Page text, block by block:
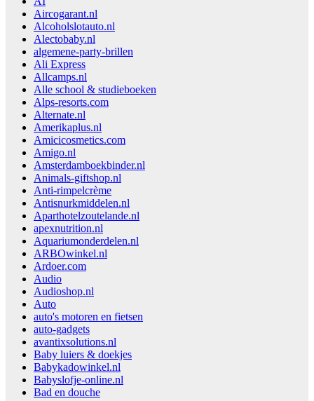
Aircogarant.nl
Alcoholslotauto.nl
Alectobaby.nl
algemene-party-brillen
Ali Express
Allcamps.nl
Alle school & studieboeken
Alps-resorts.com
Alternate.nl
Amerikaplus.nl
Amicicosmetics.com
Amigo.nl
Amsterdamboekbinder.nl
Animals-giftshop.nl
Anti-rimpelcrème
Antisnurkmiddelen.nl
Aparthotelzoutelande.nl
apexnutrition.nl
Aquariumonderdelen.nl
ARBOwinkel.nl
Ardoer.com
Audio
Audioshop.nl
Auto
auto's motoren en fietsen
auto-gadgets
avantixsolutions.nl
Baby luiers & doekjes
Babykadowinkel.nl
Babyslofje-online.nl
Bad en douche